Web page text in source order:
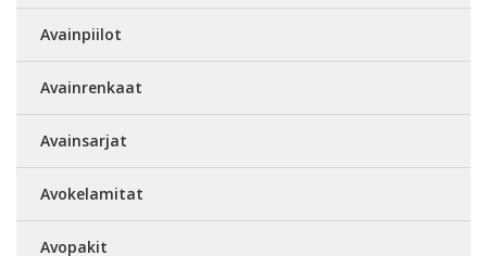
Avainpiilot
Avainrenkaat
Avainsarjat
Avokelamitat
Avopakit